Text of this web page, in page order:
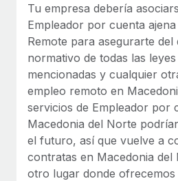
Tu empresa debería
Empleador por cuenta
Remote para asegurarte del
normativo de todas las
mencionadas y cualquier
empleo remoto en
servicios de Empleador por
Macedonia del Norte
el futuro, así que vuelve a
contratas en Macedonia del
otro lugar donde ofrecemos